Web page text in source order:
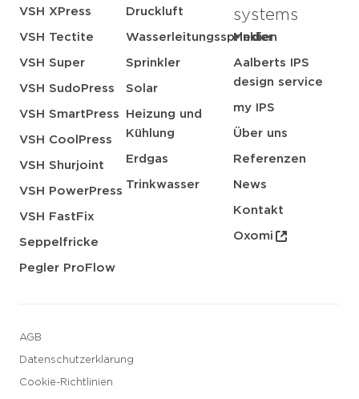
VSH XPress
VSH Tectite
VSH Super
VSH SudoPress
VSH SmartPress
VSH CoolPress
VSH Shurjoint
VSH PowerPress
VSH FastFix
Seppelfricke
Pegler ProFlow
Druckluft
Wasserleitungssprinkler
Sprinkler
Solar
Heizung und
Kühlung
Erdgas
Trinkwasser
systems
Medien
Aalberts IPS
design service
my IPS
Über uns
Referenzen
News
Kontakt
Oxomi
AGB
Datenschutzerklarung
Cookie-Richtlinien